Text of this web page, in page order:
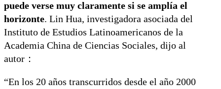
puede verse muy claramente si se amplía el
horizonte. Lin Hua, investigadora asociada del
Instituto de Estudios Latinoamericanos de la
Academia China de Ciencias Sociales, dijo al
autor：
“En los 20 años transcurridos desde el año 2000